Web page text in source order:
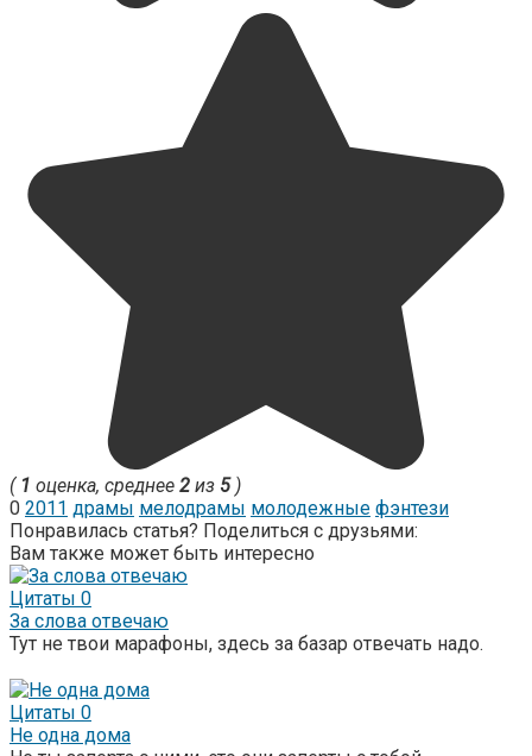
( 1 оценка, среднее 2 из 5)
0 2011 драмы мелодрамы молодежные фэнтези
Понравилась статья? Поделиться с друзьями:
Вам также может быть интересно
Цитаты 0
За слова отвечаю
Тут не твои марафоны, здесь за базар отвечать надо.
Цитаты 0
Не одна дома